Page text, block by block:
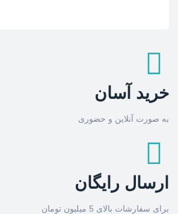
خرید آسان
به صورت آنلاین و حضوری
ارسال رایگان
برای سفارشات بالای 5 میلیون تومان